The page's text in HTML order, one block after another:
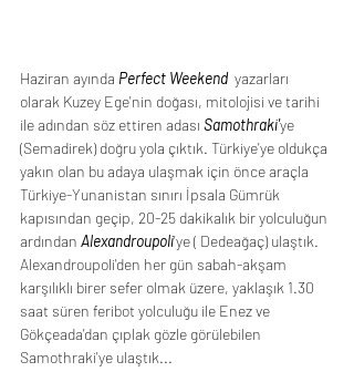
Haziran ayında Perfect Weekend
  yazarları
olarak Kuzey Ege'nin doğası, mitolojisi ve tarihi
ile adından söz ettiren adası Samothraki'ye
(Semadirek) doğru yola çıktık. Türkiye'ye oldukça
yakın olan bu adaya ulaşmak için önce araçla
Türkiye-Yunanistan sınırı İpsala Gümrük
kapısından geçip, 20-25 dakikalık bir yolculuğun
ardından Alexandroupoli'ye ( Dedeağaç) ulaştık.
Alexandroupoli'den her gün sabah-akşam
karşılıklı birer sefer olmak üzere, yaklaşık 1.30
saat süren feribot yolculuğu ile Enez ve
Gökçeada'dan çıplak gözle görülebilen
Samothraki'ye ulaştık...